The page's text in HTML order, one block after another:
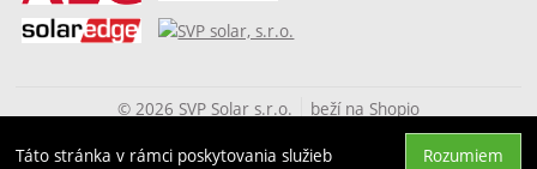
Táto stránka v rámci poskytovania služieb Rozumiem
© 2026 SVP Solar s.r.o. beží na Shopio